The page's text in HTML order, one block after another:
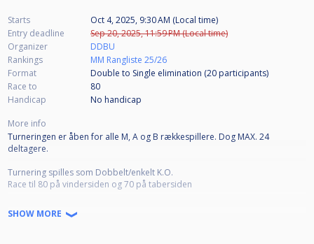
Starts
Oct 4, 2025, 9:30 AM (Local time)
Entry deadline
Sep 20, 2025, 11:59 PM (Local time)
Organizer
DDBU
Rankings
MM Rangliste 25/26
Format
Double to Single elimination (20 participants)
Race to
80
Handicap
No handicap
More info
Turneringen er åben for alle M, A og B rækkespillere. Dog MAX. 24
deltagere.
Turnering spilles som Dobbelt/enkelt K.O.
Race til 80 på vindersiden og 70 på tabersiden
Det kræver en aktiv licens i en dansk klub for at deltage.
SHOW MORE